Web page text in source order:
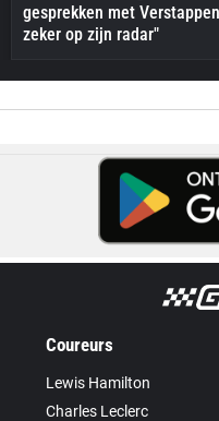
gesprekken met
zeker op zijn radar"
Coureurs
Lewis Hamilton
Charles Leclerc